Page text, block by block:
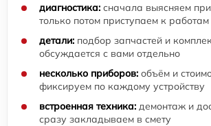
диагностика: сначала выясняем
только потом приступаем к работам
детали: подбор запчастей и
обсуждается с вами отдельно
несколько приборов: объём и
фиксируем по каждому устройству
встроенная техника: демонтаж и
сразу закладываем в смету